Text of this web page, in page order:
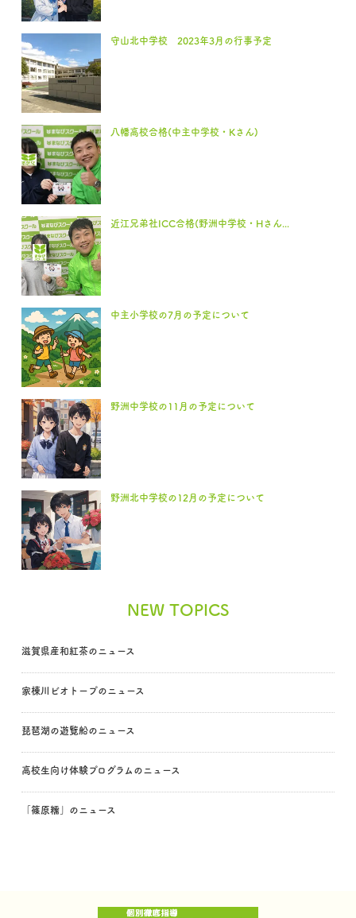
守山北中学校 2023年3月の行事予定
八幡高校合格(中主中学校・Kさん)
近江兄弟社ICC合格(野洲中学校・Hさん...
中主小学校の7月の予定について
野洲中学校の11月の予定について
野洲北中学校の12月の予定について
NEW TOPICS
滋賀県産和紅茶のニュース
家棟川ビオトープのニュース
琵琶湖の遊覧船のニュース
高校生向け体験プログラムのニュース
「篠原糯」のニュース